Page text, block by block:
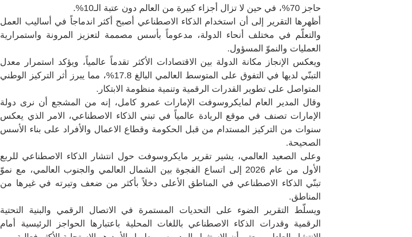
حاجز 70%، في حين لا تزال أجزاء كبيرة من العالم دون عتبة الـ10%.
أظهرها التقرير إلى أن استخدام الذكاء الاصطناعي أصبح أكثر اندماجاً في أساليب العمل
والتعلّم في مختلف أنحاء الدولة، مدعوماً بأسس مصممة لتعزيز المرونة واستمرارية
العمليات والنموّ المسؤول.
ويعكس الإنجاز مكانة الدولة بين الاقتصادات الأكثر تقدماً عالمياً، ويؤكد استمرار معدل
التبنّي لديها في التفوق على المتوسط العالمي البالغ 17.8%، مما يبرز أثر التركيز الوطني
المتواصل على تطوير القدرات الرقمية وتنمية منظومة الابتكار.
وقال المدير العام لمايكروسوفت الإمارات عمرو كامل، إنه من المشجع أن نرى دولة
الإمارات تصنف في موقع الريادة عالمياً في تبني الذكاء الاصطناعي، الامر الذي يعكس
سنوات من التركيز المستدام من قبل الحكومة وقطاع الاعمال والأفراد على بناء الأسس
الصحيحة.
وعلى الصعيد العالمي، يشير تقرير مايكروسوفت حول انتشار الذكاء الاصطناعي للربع
الأول من عام 2026 إلى اتساع الفجوة بين الشمال العالمي والجنوب العالمي، مع نموّ
تبنّي الذكاء الاصطناعي في المناطق الأعلى دخلاً بأكثر من ضعف وتيرته في غيرها من
المناطق.
ويسلّط التقرير الضوء على التحديات المستمرة في الاتصال الرقمي والبنية التحتية
الرقمية وقدرات الذكاء الاصطناعي باللغات المحلية باعتبارها الحواجز الرئيسية أمام